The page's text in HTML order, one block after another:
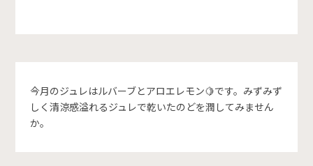
今月のジュレはルバーブとアロエレモン🍋です。みずみず
しく清涼感溢れるジュレで乾いたのどを潤してみません
か。